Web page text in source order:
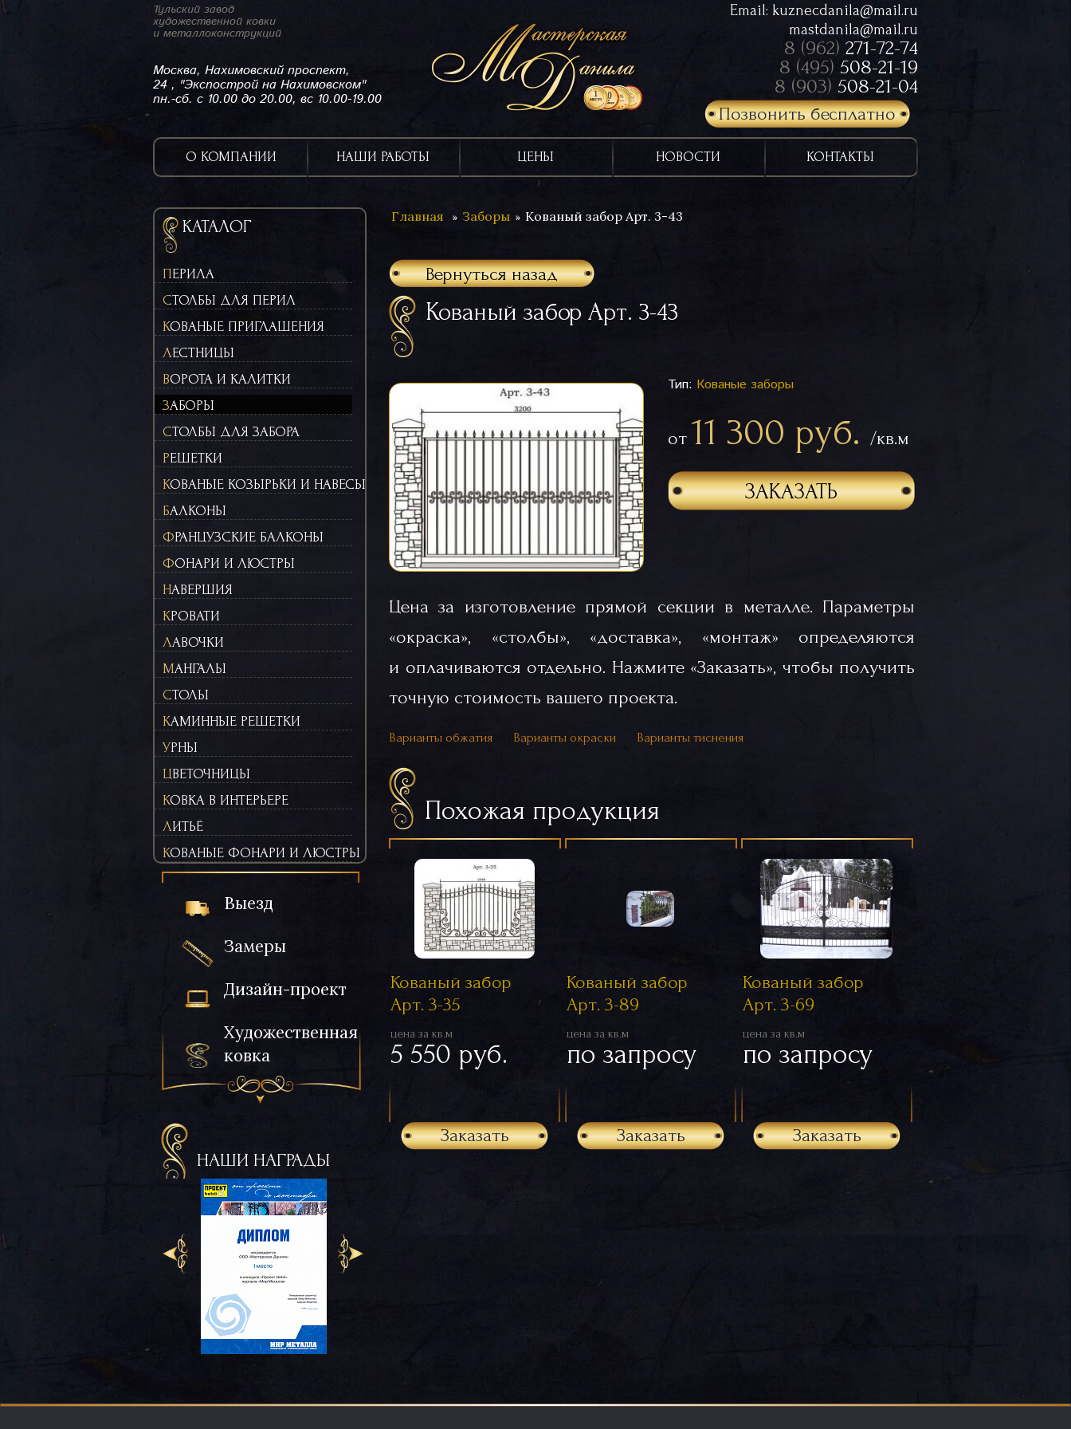
Тульский завод
художественной ковки
и металлоконструкций
Москва, Нахимовский проспект,
24 , "Экспострой на Нахимовском"
пн.-сб. с 10.00 до 20.00, вс 10.00-19.00
Email: kuznecdanila@mail.ru
mastdanila@mail.ru
8 (962) 271-72-74
8 (495) 508-21-19
8 (903) 508-21-04
Позвонить бесплатно
О КОМПАНИИ НАШИ РАБОТЫ ЦЕНЫ НОВОСТИ КОНТАКТЫ
КАТАЛОГ
ПЕРИЛА
СТОЛБЫ ДЛЯ ПЕРИЛ
КОВАНЫЕ ПРИГЛАШЕНИЯ
ЛЕСТНИЦЫ
ВОРОТА И КАЛИТКИ
ЗАБОРЫ
СТОЛБЫ ДЛЯ ЗАБОРА
РЕШЕТКИ
КОВАНЫЕ КОЗЫРЬКИ И НАВЕСЫ
БАЛКОНЫ
ФРАНЦУЗСКИЕ БАЛКОНЫ
ФОНАРИ И ЛЮСТРЫ
НАВЕРШИЯ
КРОВАТИ
ЛАВОЧКИ
МАНГАЛЫ
СТОЛЫ
КАМИННЫЕ РЕШЕТКИ
УРНЫ
ЦВЕТОЧНИЦЫ
КОВКА В ИНТЕРЬЕРЕ
ЛИТЬЁ
КОВАНЫЕ ФОНАРИ И ЛЮСТРЫ
Выезд
Замеры
Дизайн-проект
Художественная
ковка
НАШИ НАГРАДЫ
Главная Заборы Кованый забор Арт. 3-43
Вернуться назад
Кованый забор Арт. 3-43
Тип: Кованые заборы
от 11 300 руб. /кв.м
ЗАКАЗАТЬ
Цена за изготовление прямой секции в металле. Параметры
«окраска», «столбы», «доставка», «монтаж» определяются
и оплачиваются отдельно. Нажмите «Заказать», чтобы получить
точную стоимость вашего проекта.
Варианты обжатия Варианты окраски Варианты тиснения
Похожая продукция
Кованый забор
Арт. 3-35
цена за кв.м
5 550 руб.
Заказать
Кованый забор
Арт. 3-89
цена за кв.м
по запросу
Заказать
Кованый забор
Арт. 3-69
цена за кв.м
по запросу
Заказать